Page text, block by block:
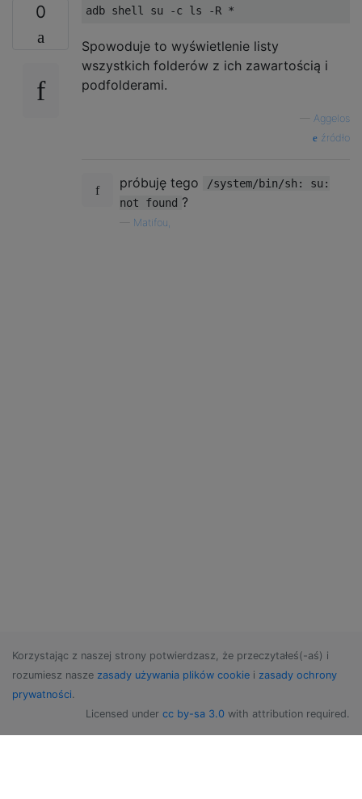
0
Spowoduje to wyświetlenie listy
wszystkich folderów z ich zawartością i
podfolderami.
Aggelos
źródło
próbuję tego
/system/bin/sh: su:
not found ?
Matifou,
Korzystając z naszej strony potwierdzasz, że przeczytałeś(-aś) i
rozumiesz nasze zasady używania plików cookie i zasady ochrony
prywatności.
Licensed under cc by-sa 3.0 with attribution required.